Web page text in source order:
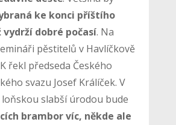
ke konci příštího
dobré počasí. Na
pěstitelů v Havlíčkově
řekl předseda Českého
svazu Josef Králíček. V
slabší úrodou bude
brambor víc, někde ale